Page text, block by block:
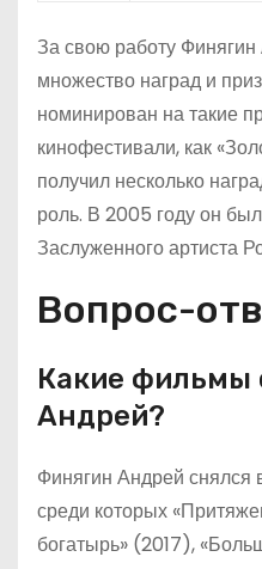
За свою работу
множество наград и
номинирован на такие
кинофестивали, как
получил несколько
роль. В 2005 году он
Заслуженного артиста
Вопрос-
Какие фильмы
Андрей?
Финягин Андрей
среди которых
богатырь» (2017),